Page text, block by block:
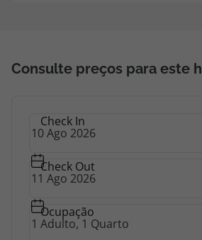
Consulte preços para este
Check In
Check Out
Ocupação